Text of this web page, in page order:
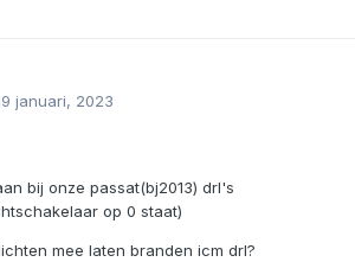
januari, 2023
bij onze passat(bj2013) drl's
op 0 staat)
mee laten branden icm drl?